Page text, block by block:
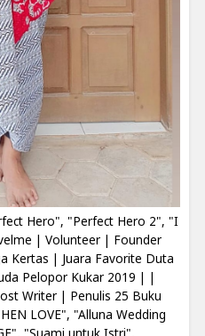
Hero", "Perfect Hero 2", "I
| Volunteer | Founder
Kertas | Juara Favorite Duta
Pelopor Kukar 2019 | |
Writer | Penulis 25 Buku
LOVE", "Alluna Wedding